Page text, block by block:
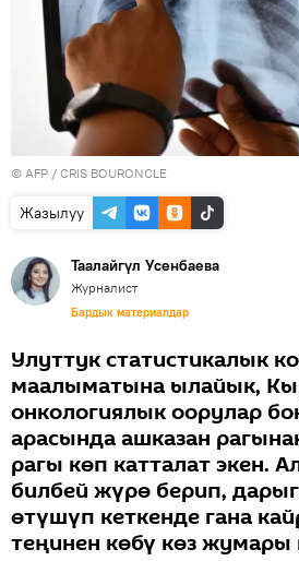
© AFP / CRIS BOURONCLE
Жазылуу
Таалайгүл Усенбаева
Журналист
Бардык материалдар
Улуттук статистикалык
маалыматына ылайык,
онкологиялык оорулар
арасында ашказан
рагы көп катталат экен.
билбей жүрө берип,
өтүшүп кеткенде гана
теңинен көбү көз